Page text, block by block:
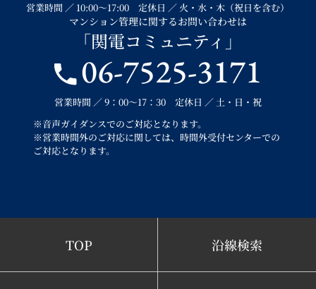
営業時間 ／ 10:00～17:00 定休日 ／ 火・水・木（祝日を含む）
マンション管理に関するお問い合わせは
「関電コミュニティ」
06-7525-3171
営業時間 ／ 9：00～17：30 定休日 ／ 土・日・祝
※音声ガイダンスでのご対応となります。
※営業時間外のご対応に関しては、時間外受付センターでの
ご対応となります。
TOP 沿線検索